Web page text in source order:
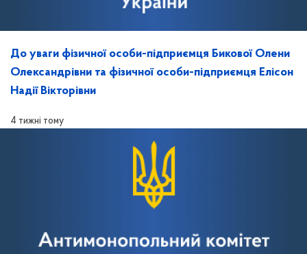
До уваги фізичної особи-підприємця Бикової Олени
Олександрівни та фізичної особи-підприємця Елісон
Надії Вікторівни
4 тижні тому